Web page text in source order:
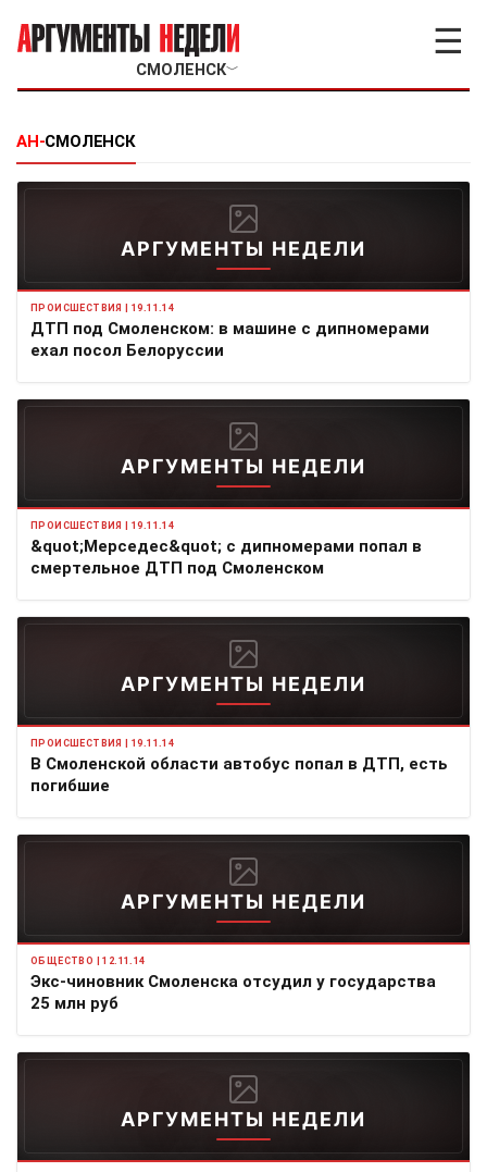
СМОЛЕНСК﹀
☰
АН-СМОЛЕНСК
АРГУМЕНТЫ НЕДЕЛИ
ПРОИСШЕСТВИЯ | 19.11.14
ДТП под Смоленском: в машине с дипномерами
ехал посол Белоруссии
АРГУМЕНТЫ НЕДЕЛИ
ПРОИСШЕСТВИЯ | 19.11.14
&quot;Мерседес&quot; с дипномерами попал в
смертельное ДТП под Смоленском
АРГУМЕНТЫ НЕДЕЛИ
ПРОИСШЕСТВИЯ | 19.11.14
В Смоленской области автобус попал в ДТП, есть
погибшие
АРГУМЕНТЫ НЕДЕЛИ
ОБЩЕСТВО | 12.11.14
Экс-чиновник Смоленска отсудил у государства
25 млн руб
АРГУМЕНТЫ НЕДЕЛИ